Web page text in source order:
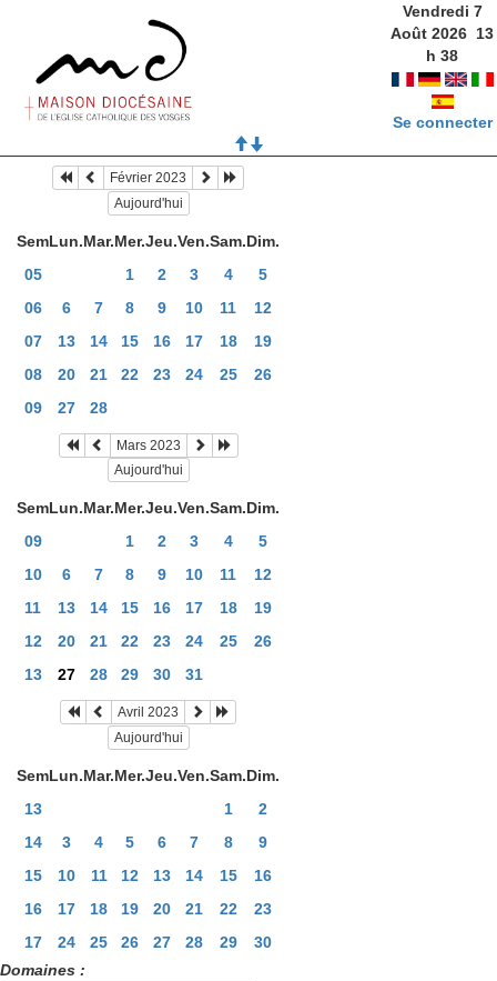
Vendredi 7
Août 2026 13
h38
Se connecter
Février 2023
Aujourd'hui
SemLun.Mar.Mer.Jeu.Ven.Sam.Dim.
05
1 2 3 4
5
06
6 7 8 9 10 11
12
07
13 14 15 16 17 18
19
08
20 21 22 23 24 25
26
09
27 28
Mars 2023
Aujourd'hui
SemLun.Mar.Mer.Jeu.Ven.Sam.Dim.
09
1 2 3 4
5
10
6 7 8 9 10 11
12
11
13 14 15 16 17 18
19
12
20 21 22 23 24 25
26
13
27 28 29 30 31
Avril 2023
Aujourd'hui
SemLun.Mar.Mer.Jeu.Ven.Sam.Dim.
13
1
2
14
3 4 5 6 7 8
9
15
10 11 12 13 14 15
16
16
17 18 19 20 21 22
23
17
24 25 26 27 28 29
30
Domaines :